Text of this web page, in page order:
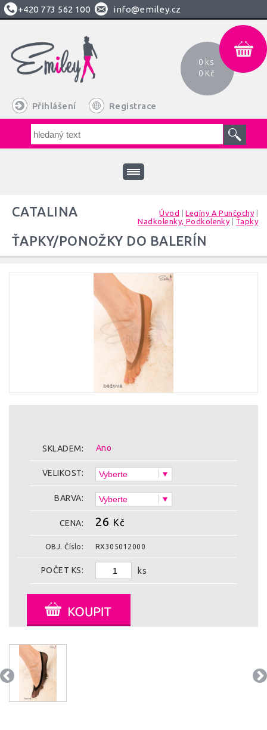
+420 773 562 100 info@emiley.cz
Přihlášení Registrace
0 ks
0 Kč
Úvod |Legíny A Punčochy
Nadkolenky, Podkolenky
Ťapky
CATALINA
ŤAPKY/PONOŽKY DO BALERÍN
SKLADEM: Ano
VELIKOST:
BARVA:
CENA: 26 Kč
OBJ. Číslo: RX305012000
POČET KS: ks